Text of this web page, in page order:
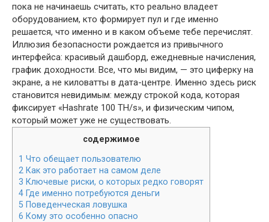
пока не начинаешь считать, кто реально владеет
оборудованием, кто формирует пул и где именно
решается, что именно и в каком объеме тебе перечислят.
Иллюзия безопасности рождается из привычного
интерфейса: красивый дашборд, ежедневные начисления,
график доходности. Все, что мы видим, — это циферку на
экране, а не киловатты в дата-центре. Именно здесь риск
становится невидимым: между строкой кода, которая
фиксирует «Hashrate 100 TH/s», и физическим чипом,
который может уже не существовать.
содержимое
1 Что обещает пользователю
2 Как это работает на самом деле
3 Ключевые риски, о которых редко говорят
4 Где именно потребуются деньги
5 Поведенческая ловушка
6 Кому это особенно опасно